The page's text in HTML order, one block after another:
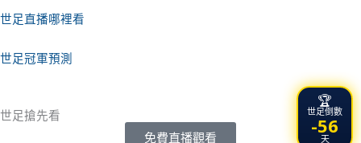
世足直播哪裡看
世足冠軍預測
世足搶先看
免費直播觀看
🏆
世足倒數
-56
天